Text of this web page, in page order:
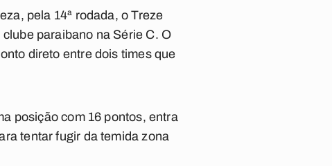
pela 14ª rodada, o Treze
paraibano na Série C. O
direto entre dois times que
posição com 16 pontos, entra
tentar fugir da temida zona